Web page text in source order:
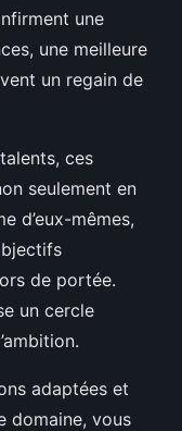
une
une meilleure
un regain de
ces
seulement en
d’eux-mêmes,
de portée.
un cercle
adaptées et
domaine, vous